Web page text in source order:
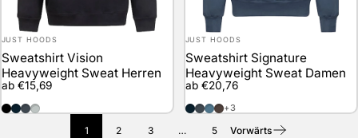
Anbieter:
JUST HOODS
Sweatshirt Vision
Heavyweight Sweat Herren
ab €15,69
Deep Black
New French Navy
Solid Charcoal
Heather Grey
Anbieter:
JUST HOODS
Sweatshirt Signature
Heavyweight Sweat Damen
ab €20,76
New French Navy
Solid Charcoal
Airforce Blue
Espresso
+3
1 2 3 … 5 Vorwärts